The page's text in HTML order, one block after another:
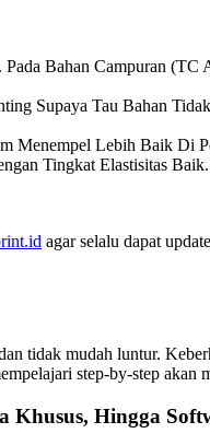
Bahan Campuran (TC
Supaya Tau Bahan
Lebih Baik Di
Tingkat Elastisitas
agar selalu dapat
tidak mudah luntur.
step-by-step akan
Khusus, Hingga